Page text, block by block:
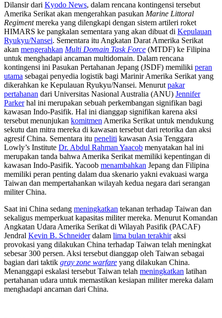
Dilansir dari Kyodo News, dalam rencana kontingensi tersebut
Amerika Serikat akan mengerahkan pasukan Marine Littoral
Regimentmereka yang dilengkapi dengan sistem artileri roket
HIMARS ke pangkalan sementara yang akan dibuat di Kepulauan
Ryukyu/Nansei. Sementara itu Angkatan Darat Amerika Serikat
akan mengerahkan Multi Domain Task Force (MTDF) ke Filipina
untuk menghadapi ancaman multidomain. Dalam rencana
kontingensi ini Pasukan Pertahanan Jepang (JSDF) memiliki peran
utama sebagai penyedia logistik bagi Marinir Amerika Serikat yang
dikerahkan ke Kepulauan Ryukyu/Nansei. Menurutpakar
pertahanan dari Universitas Nasional Australia (ANU) Jennifer
Parkerhal ini merupakan sebuah perkembangan signifikan bagi
kawasan Indo-Pasifik. Hal ini dianggap signifikan karena aksi
tersebut menunjukan komitmenAmerika Serikat untuk mendukung
sekutu dan mitra mereka di kawasan tersebut dari retorika dan aksi
agresif China. Sementara itu peneliti kawasan Asia Tenggara
Lowly’s Institute Dr. Abdul Rahman Yaacob menyatakan hal ini
merupakan tanda bahwa Amerika Serikat memiliki kepentingan di
kawasan Indo-Pasifik. Yacoob menambahkan Jepang dan Filipina
memiliki peran penting dalam dua skenario yakni evakuasi warga
Taiwan dan mempertahankan wilayah kedua negara dari serangan
militer China.
Saat ini China sedang meningkatkan tekanan terhadap Taiwan dan
sekaligus memperkuat kapasitas militer mereka. Menurut Komandan
Angkatan Udara Amerika Serikat di Wilayah Pasifik (PACAF)
Jendral Kevin B. Schneiderdalam lima bulan terakhiraksi
provokasi yang dilakukan China terhadap Taiwan telah meningkat
sebesar 300 persen. Aksi tersebut dianggap oleh Taiwan sebagai
bagian dari taktik gray zone warfare yang dilakukan China.
Menanggapi eskalasi tersebut Taiwan telah meningkatkan latihan
pertahanan udara untuk memastikan kesiapan militer mereka dalam
menghadapi ancaman dari China.